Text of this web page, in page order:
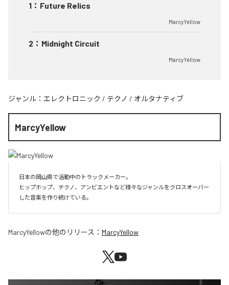
1 ： Future Relics
MarcyYellow
2 ： Midnight Circuit
MarcyYellow
ジャンル： エレクトロニック / テクノ / オルタナティブ
MarcyYellow
日本の岡山県で活動中のトラックメーカー。
ヒップホップ、テクノ、アンビエントなど様々なジャンルをクロスオーバー
した音楽を作り続けている。
MarcyYellowの他のリリース： MarcyYellow